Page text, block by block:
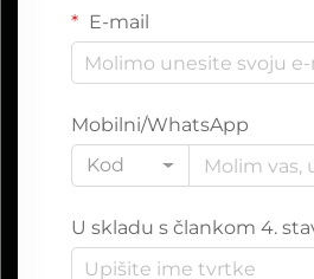
E-mail
Mobilni/WhatsApp
Kod
U skladu s člankom 4.